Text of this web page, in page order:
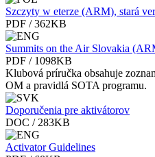
Szczyty w eterze (ARM), stará
PDF / 362KB
Summits on the Air Slovakia
PDF / 1098KB
Klubová príručka obsahuje
OM a pravidlá SOTA programu.
Doporučenia pre aktivátorov
DOC / 283KB
Activator Guidelines